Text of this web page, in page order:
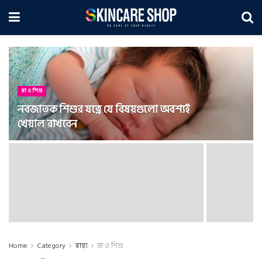
মা ও শিশু
নবজাতক শিশুর যত্নে যে বিষয়গুলো অবশ্যই
খেয়াল রাখবেন
Home Category স্বাস্থ্য মা ও শিশু